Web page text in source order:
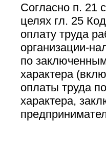
Согласно п. 21
целях гл. 25
оплату труда
организации-
по
характера
оплаты труда
характера,